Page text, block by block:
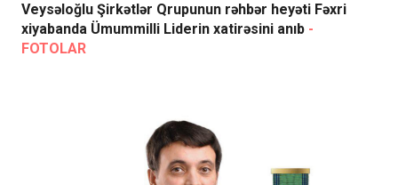
Veysəloğlu Şirkətlər Qrupunun rəhbər heyəti Fəxri
xiyabanda Ümummilli Liderin xatirəsini anıb -
FOTOLAR